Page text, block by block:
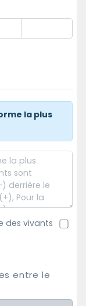
la plus
des vivants
entre le